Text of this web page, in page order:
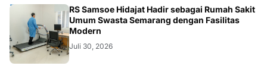
KESEHATAN
RS Samsoe Hidajat Hadir sebagai Rumah Sakit
Umum Swasta Semarang dengan Fasilitas
Modern
Juli 30, 2026